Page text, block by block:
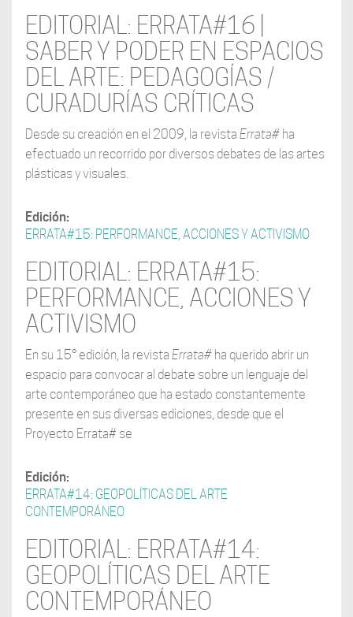
EDITORIAL: ERRATA#16 |
SABER Y PODER EN ESPACIOS
DEL ARTE: PEDAGOGÍAS /
CURADURÍAS CRÍTICAS
Desde su creación en el 2009, la revista Errata#ha
efectuado un recorrido por diversos debates de las artes
plásticas y visuales.
Edición:
ERRATA#15: PERFORMANCE, ACCIONES Y ACTIVISMO
EDITORIAL: ERRATA#15:
PERFORMANCE, ACCIONES Y
ACTIVISMO
En su 15° edición, la revista Errata#ha querido abrir un
espacio para convocar al debate sobre un lenguaje del
arte contemporáneo que ha estado constantemente
presente en sus diversas ediciones, desde que el
Proyecto Errata# se
Edición:
ERRATA#14: GEOPOLÍTICAS DEL ARTE
CONTEMPORÁNEO
EDITORIAL: ERRATA#14:
GEOPOLÍTICAS DEL ARTE
CONTEMPORÁNEO